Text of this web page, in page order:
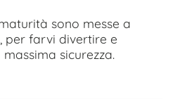
sono messe a
per farvi divertire e
sicurezza.